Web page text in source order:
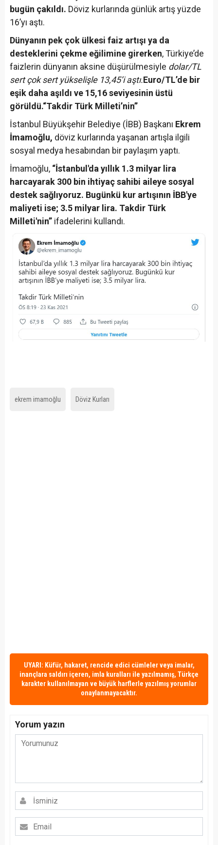
bugün çakıldı. Döviz kurlarında günlük artış yüzde
16’yı aştı.
Dünyanın pek çok ülkesi faiz artışı ya da
desteklerini çekme eğilimine girerken, Türkiye’de
faizlerin dünyanın aksine düşürülmesiyle dolar/TL
sert çok sert yükselişle 13,45’i aştı.Euro/TL’de bir
eşik daha aşıldı ve 15,16 seviyesinin üstü
görüldü.“Takdir Türk Milleti’nin”
İstanbul Büyükşehir Belediye (İBB) Başkanı Ekrem
İmamoğlu, döviz kurlarında yaşanan artışla ilgili
sosyal medya hesabından bir paylaşım yaptı.
İmamoğlu, “İstanbul'da yıllık 1.3 milyar lira
harcayarak 300 bin ihtiyaç sahibi aileye sosyal
destek sağlıyoruz. Bugünkü kur artışının İBB'ye
maliyeti ise; 3.5 milyar lira. Takdir Türk
Milleti'nin” ifadelerini kullandı.
ekrem imamoğlu Döviz Kurları
UYARI: Küfür, hakaret, rencide edici cümleler veya imalar,
inançlara saldırı içeren, imla kuralları ile yazılmamış, Türkçe
karakter kullanılmayan ve büyük harflerle yazılmış yorumlar
onaylanmayacaktır.
Yorum yazın